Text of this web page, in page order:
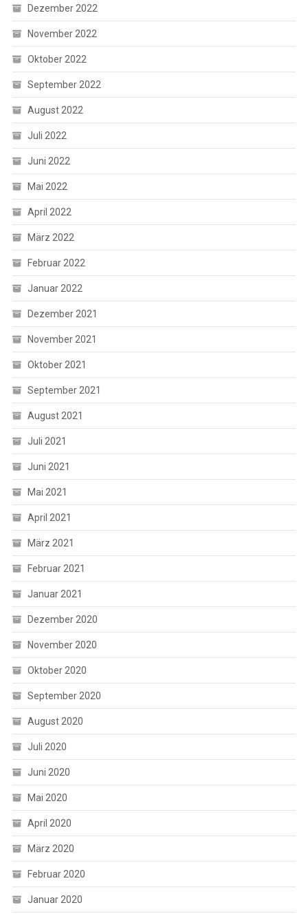
Dezember 2022
November 2022
Oktober 2022
September 2022
August 2022
Juli 2022
Juni 2022
Mai 2022
April 2022
März 2022
Februar 2022
Januar 2022
Dezember 2021
November 2021
Oktober 2021
September 2021
August 2021
Juli 2021
Juni 2021
Mai 2021
April 2021
März 2021
Februar 2021
Januar 2021
Dezember 2020
November 2020
Oktober 2020
September 2020
August 2020
Juli 2020
Juni 2020
Mai 2020
April 2020
März 2020
Februar 2020
Januar 2020